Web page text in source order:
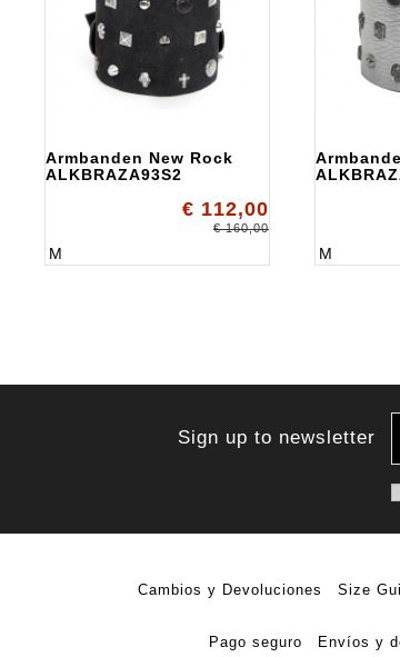
Armbanden New Rock
ALKBRAZA93S2
€ 112,00
€ 160,00
M M
Sign up to newsletter
Cambios y Devoluciones Size
Pago seguro Envíos y